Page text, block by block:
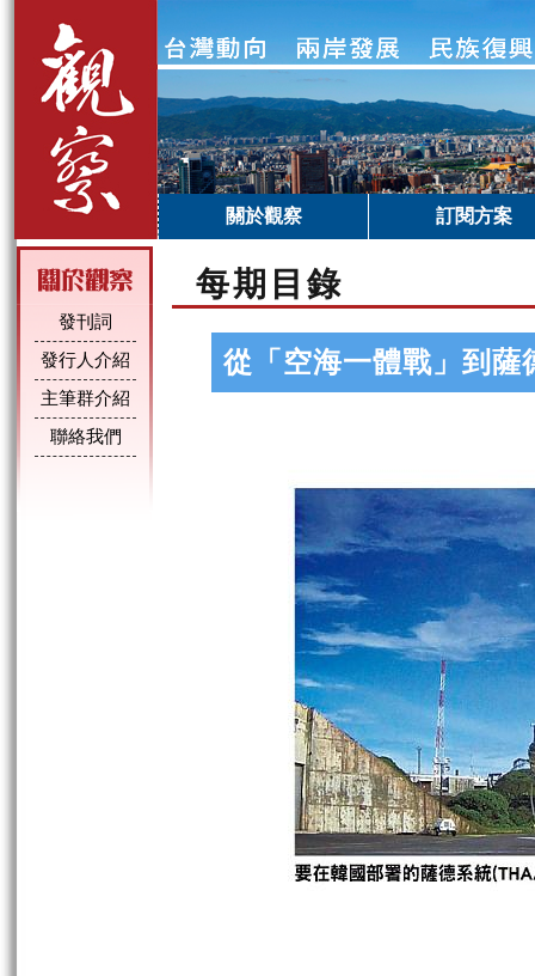
關於觀察 訂閱方案
發刊詞
發行人介紹
主筆群介紹
聯絡我們
每期目錄
從「空海一體戰」到薩